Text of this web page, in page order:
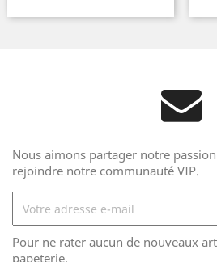
Nous aimons partager notre
rejoindre notre communauté VIP.
Pour ne rater aucun de nouveaux
papeterie.